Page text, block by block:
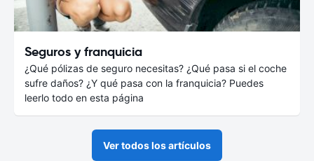
Seguros y franquicia
¿Qué pólizas de seguro necesitas? ¿Qué pasa si el coche
sufre daños? ¿Y qué pasa con la franquicia? Puedes
leerlo todo en esta página
Ver todos los artículos